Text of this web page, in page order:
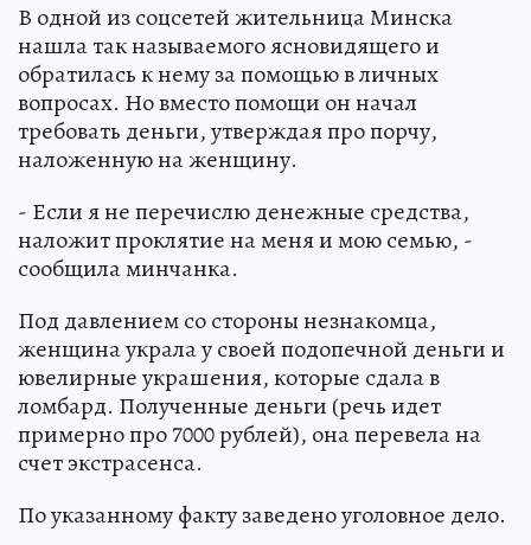
В одной из соцсетей жительница Минска
нашла так называемого ясновидящего и
обратилась к нему за помощью в личных
вопросах. Но вместо помощи он начал
требовать деньги, утверждая про порчу,
наложенную на женщину.
- Если я не перечислю денежные средства,
наложит проклятие на меня и мою семью, -
сообщила минчанка.
Под давлением со стороны незнакомца,
женщина украла у своей подопечной деньги и
ювелирные украшения, которые сдала в
ломбард. Полученные деньги (речь идет
примерно про 7000 рублей), она перевела на
счет экстрасенса.
По указанному факту заведено уголовное дело.